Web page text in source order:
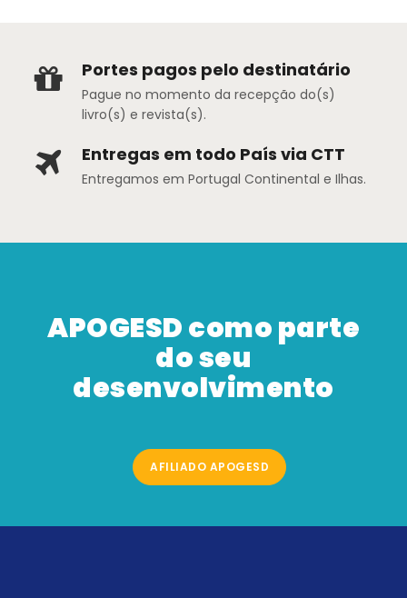
Portes pagos pelo destinatário
Pague no momento da recepção do(s)
livro(s) e revista(s).
Entregas em todo País via CTT
Entregamos em Portugal Continental e Ilhas.
APOGESD como parte
do seu
desenvolvimento
AFILIADO APOGESD